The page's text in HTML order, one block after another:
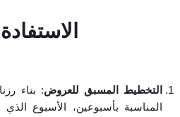
التخطيط المسبق للعروض: بناء
المناسبة بأسبوعين، الأسبوع